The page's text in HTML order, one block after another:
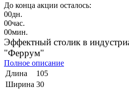
До конца акции осталось:
00дн.
00час.
00мин.
Эффектный столик в
"Феррум"
Полное описание
Длина
105
Ширина 30